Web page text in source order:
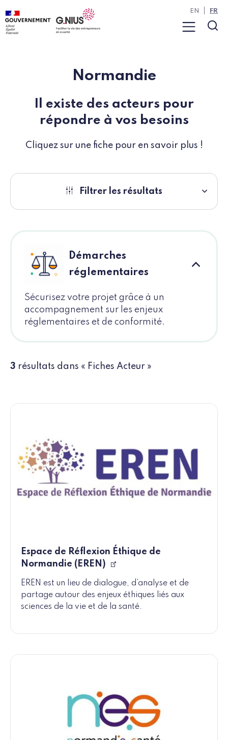
Panneau de gestion des cookies
Aller au contenu
Aller à la navigation
Menu
EN FR
Normandie
Il existe des acteurs pour
répondre à vos besoins
Cliquez sur une fiche pour en savoir plus !
Filtrer les résultats
Démarches
réglementaires
Sécurisez votre projet grâce à un
accompagnement sur les enjeux
réglementaires et de conformité.
3 résultats dans « Fiches Acteur »
Espace de Réflexion Éthique de
Normandie (EREN)
EREN est un lieu de dialogue, d’analyse et de
partage autour des enjeux éthiques liés aux
sciences de la vie et de la santé.